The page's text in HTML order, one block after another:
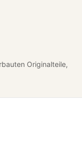
Originalteile,